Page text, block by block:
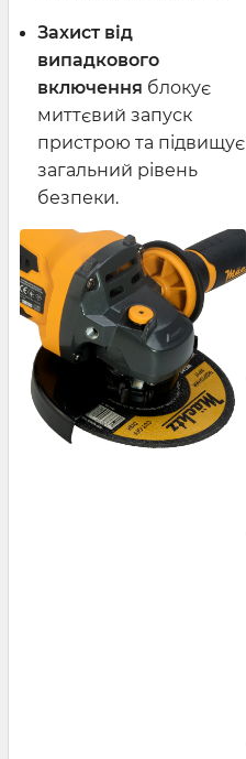
Захист від
випадкового
включення блокує
миттєвий запуск
пристрою та підвищує
загальний рівень
безпеки.